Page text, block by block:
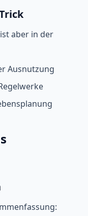
aber in der
Ausnutzung